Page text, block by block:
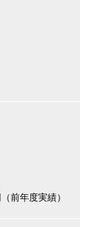
前年度実績）